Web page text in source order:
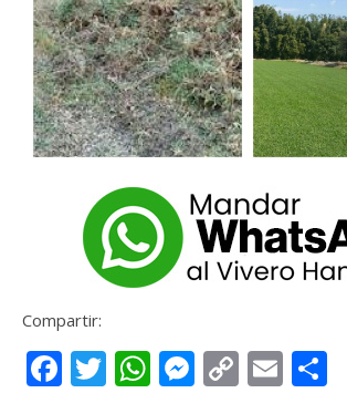
Compartir:
Facebook
Twitter
WhatsApp
CopyEmail